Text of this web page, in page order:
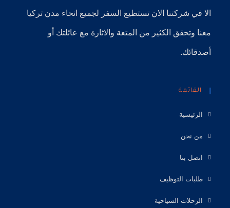
الا في شركتنا الان تستطيع السفر لجميع انحاء مدن تركيا
معنا وتحقق الكثير من المتعة والاثارة مع عائلتك أو
أصدقائك.
القائمة
الرئيسية
من نحن
اتصل بنا
طلبات التوظيف
الرحلات السياحية